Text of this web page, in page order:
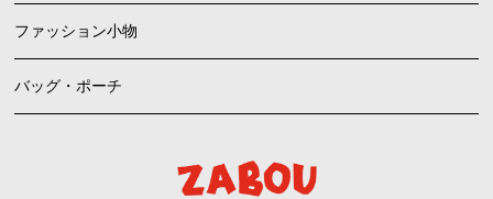
ファッション小物
バッグ・ポーチ